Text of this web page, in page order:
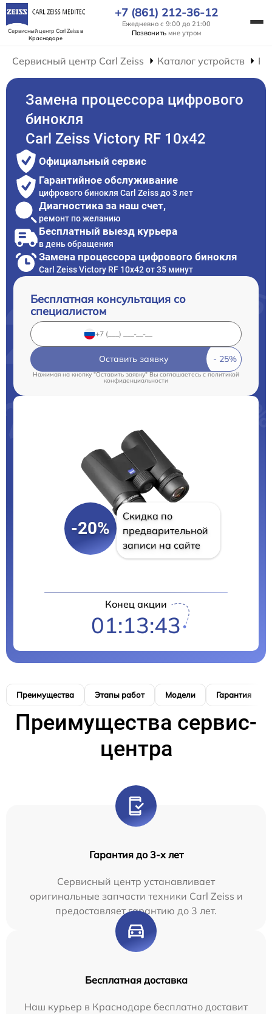
Сервисный центр Carl Zeissв
Краснодаре
+7 (861) 212-36-12
Ежедневно с 9:00 до 21:00
Позвонить мне утром
Сервисный центр Carl Zeiss Каталог устройств
Замена процессора цифрового
бинокля
Carl Zeiss Victory RF 10x42
Официальный сервис
Гарантийное обслуживание
цифрового бинокля Carl Zeiss до 3 лет
Диагностика за наш счет,
ремонт по желанию
Бесплатный выезд курьера
в день обращения
Замена процессора цифрового бинокля
Carl Zeiss Victory RF 10x42 от 35 минут
Бесплатная консультация со
специалистом
Оставить заявку
Нажимая на кнопку "Оставить заявку" Вы соглашаетесь cполитикой
конфиденциальности
-20%
Скидка по
предварительной
записи на сайте
Конец акции
01:13:42
Преимущества Этапы работ Модели Гарантия
Преимущества сервис-
центра
Гарантия до 3-х лет
Сервисный центр устанавливает
оригинальные запчасти техники Carl Zeiss и
предоставляет гарантию до 3 лет.
Бесплатная доставка
Наш курьер в Краснодаре бесплатно доставит